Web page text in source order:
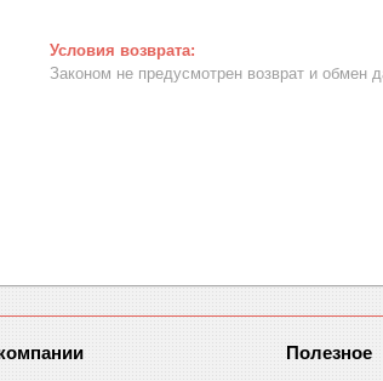
Законом не предусмотрен возврат и обмен
Полезное